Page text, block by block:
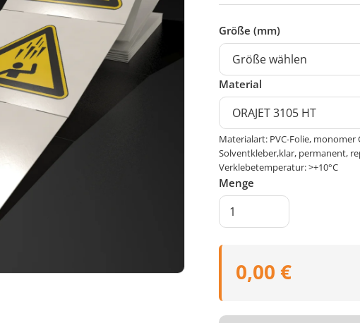
Größe (mm)
Material
Materialart: PVC-Folie, monomer
Solventkleber,klar, permanent,
Verklebetemperatur: >+10°C
Menge
0,00 €